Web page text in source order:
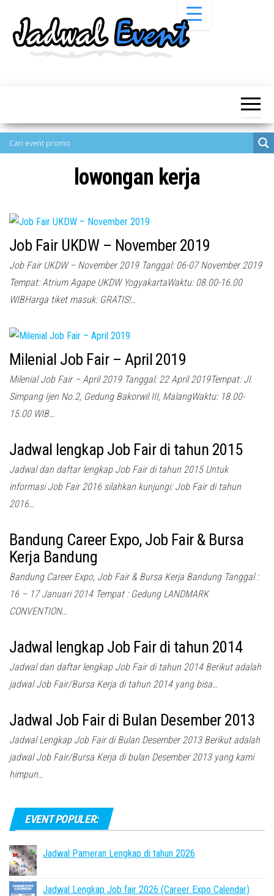
Pameran,
Terbaru
Pameran,
Seminar,
Bazaar,
Job Fair,
Lomba dll.
lowongan kerja
Job Fair UKDW – November 2019
Job Fair UKDW – November 2019 Tanggal: 06-07 November 2019
Tempat: Atrium Agape UKDW YogyakartaWaktu: 08.00-16.00
WIBHarga tiket masuk: GRATIS!…
Milenial Job Fair – April 2019
Milenial Job Fair – April 2019 Tanggal: 22 April 2019Tempat: Jl.
Simpang Ijen No.2, Gedung Bakorwil III, MalangWaktu: 18.00-
15.00 WIB…
Jadwal lengkap Job Fair di tahun 2015
Jadwal dan daftar lengkap Job Fair di tahun 2015 Untuk
informasi Job Fair 2016 silahkan kunjungi: Job Fair di tahun
2016…
Bandung Career Expo, Job Fair & Bursa
Kerja Bandung
Bandung Career Expo, Job Fair & Bursa Kerja Bandung Tanggal :
16 – 17 Januari 2014 Tempat : Gedung LANDMARK
CONVENTION…
Jadwal lengkap Job Fair di tahun 2014
Jadwal dan daftar lengkap Job Fair di tahun 2014 Berikut adalah
jadwal Job Fair/Bursa Kerja di tahun 2014 yang bisa…
Jadwal Job Fair di Bulan Desember 2013
Jadwal Lengkap Job Fair di Bulan Desember 2013 Berikut adalah
jadwal Job Fair/Bursa Kerja di bulan Desember 2013 yang kami
himpun…
EVENT POPULER:
Jadwal Pameran Lengkap di tahun 2026
Jadwal Lengkap Job fair 2026 (Career Expo Calendar)